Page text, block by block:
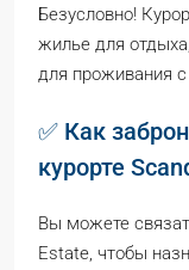
Безусловно!
жилье для
для проживания
✅ Как
курорте
Вы можете
Estate, чтобы